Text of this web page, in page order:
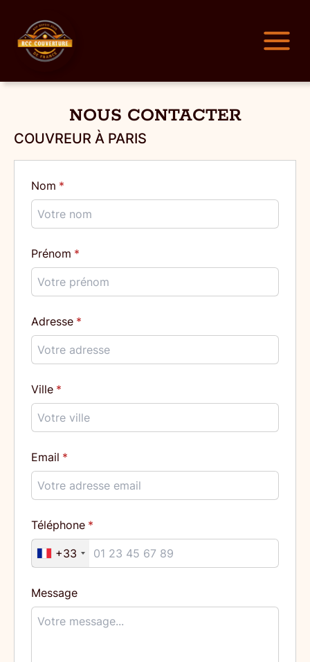
COUVREUR À PARIS
NOUS CONTACTER
Nom
Prénom
Adresse
Ville
Email
Téléphone
+33
Message